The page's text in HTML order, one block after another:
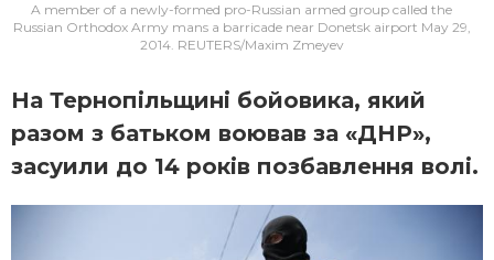
A member of a newly-formed pro-Russian armed group called the
Russian Orthodox Army mans a barricade near Donetsk airport May 29,
2014. REUTERS/Maxim Zmeyev
На Тернопільщині бойовика, який
разом з батьком воював за «ДНР»,
засуили до 14 років позбавлення волі.